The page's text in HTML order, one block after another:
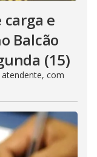
e
Balcão
(15)
com